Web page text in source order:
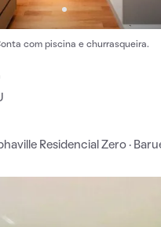
com piscina e churrasqueira.
Residencial Zero ·